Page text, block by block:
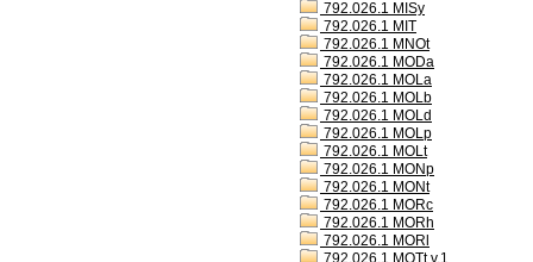
792.026.1 MISy
792.026.1 MIT
792.026.1 MNOt
792.026.1 MODa
792.026.1 MOLa
792.026.1 MOLb
792.026.1 MOLd
792.026.1 MOLp
792.026.1 MOLt
792.026.1 MONp
792.026.1 MONt
792.026.1 MORc
792.026.1 MORh
792.026.1 MORl
792.026.1 MOTt v.1